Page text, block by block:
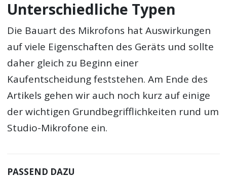
Unterschiedliche Typen
Die Bauart des Mikrofons hat Auswirkungen
auf viele Eigenschaften des Geräts und sollte
daher gleich zu Beginn einer
Kaufentscheidung feststehen. Am Ende des
Artikels gehen wir auch noch kurz auf einige
der wichtigen Grundbegrifflichkeiten rund um
Studio-Mikrofone ein.
PASSEND DAZU